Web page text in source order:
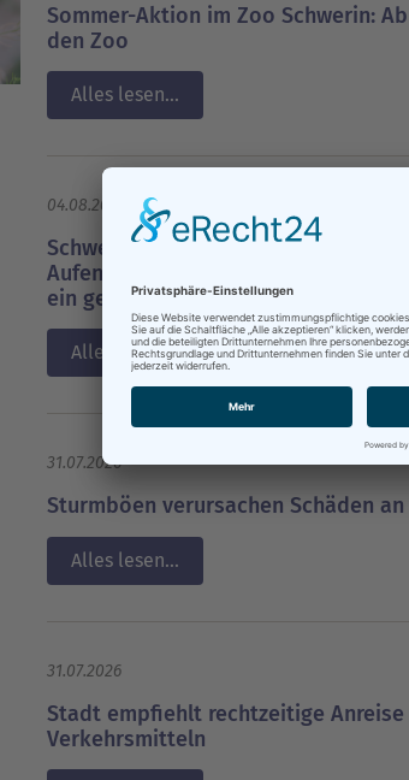
Sommer-Aktion im Zoo Schwerin:
den Zoo
Alles lesen...
04.08.2026
Schwerin zieht Bilanz nach Ende des
Aufenthaltsrechts: 17 von 115
ein gesichertes Bleiberecht
Alles lesen...
31.07.2026
Sturmböen verursachen Schäden
Alles lesen...
31.07.2026
Stadt empfiehlt rechtzeitige
Verkehrsmitteln